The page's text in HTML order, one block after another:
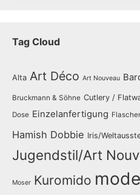
Tag Cloud
Alta Art Déco Art Nouveau
Bruckmann & Söhne Cutlery /
Dose Einzelanfertigung
Hamish Dobbie Iris/
Jugendstil/Art
Moser Kuromido